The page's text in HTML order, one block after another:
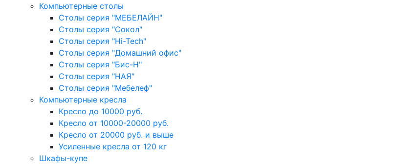
Компьютерные столы
Столы серия "МЕБЕЛАЙН"
Столы серия "Сокол"
Столы серия "Hi-Tech"
Столы серия "Домашний офис"
Столы серия "Бис-Н"
Столы серия "НАЯ"
Столы серия "Мебелеф"
Компьютерные кресла
Кресло до 10000 руб.
Кресло от 10000-20000 руб.
Кресло от 20000 руб. и выше
Усиленные кресла от 120 кг
Шкафы-купе